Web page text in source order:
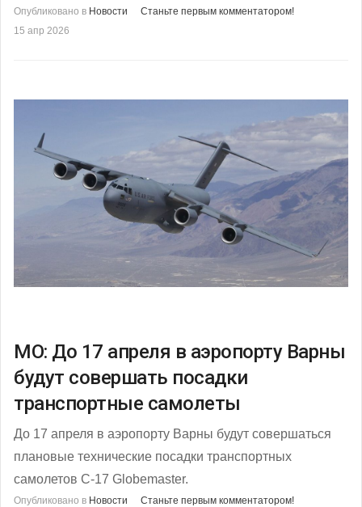
Опубликовано в Новости
Станьте первым комментатором!
15 апр 2026
МО: До 17 апреля в аэропорту Варны
будут совершать посадки
транспортные самолеты
До 17 апреля в аэропорту Варны будут совершаться
плановые технические посадки транспортных
самолетов C-17 Globemaster.
Опубликовано в Новости
Станьте первым комментатором!